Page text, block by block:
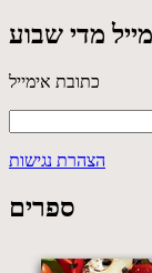
מדי שבוע
כתובת אימייל
הצהרת נגישות
ספרים